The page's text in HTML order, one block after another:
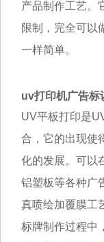
产品制作工艺。
限制，完全可以
一样简单。
uv打印机广告标
UV平板打印是
合，它的出现使
化的发展。可以
铝塑板等各种广
真喷绘加覆膜工
标牌制作过程中